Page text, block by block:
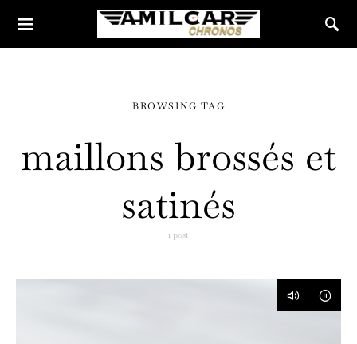
BROWSING TAG
maillons brossés et
satinés
1 post